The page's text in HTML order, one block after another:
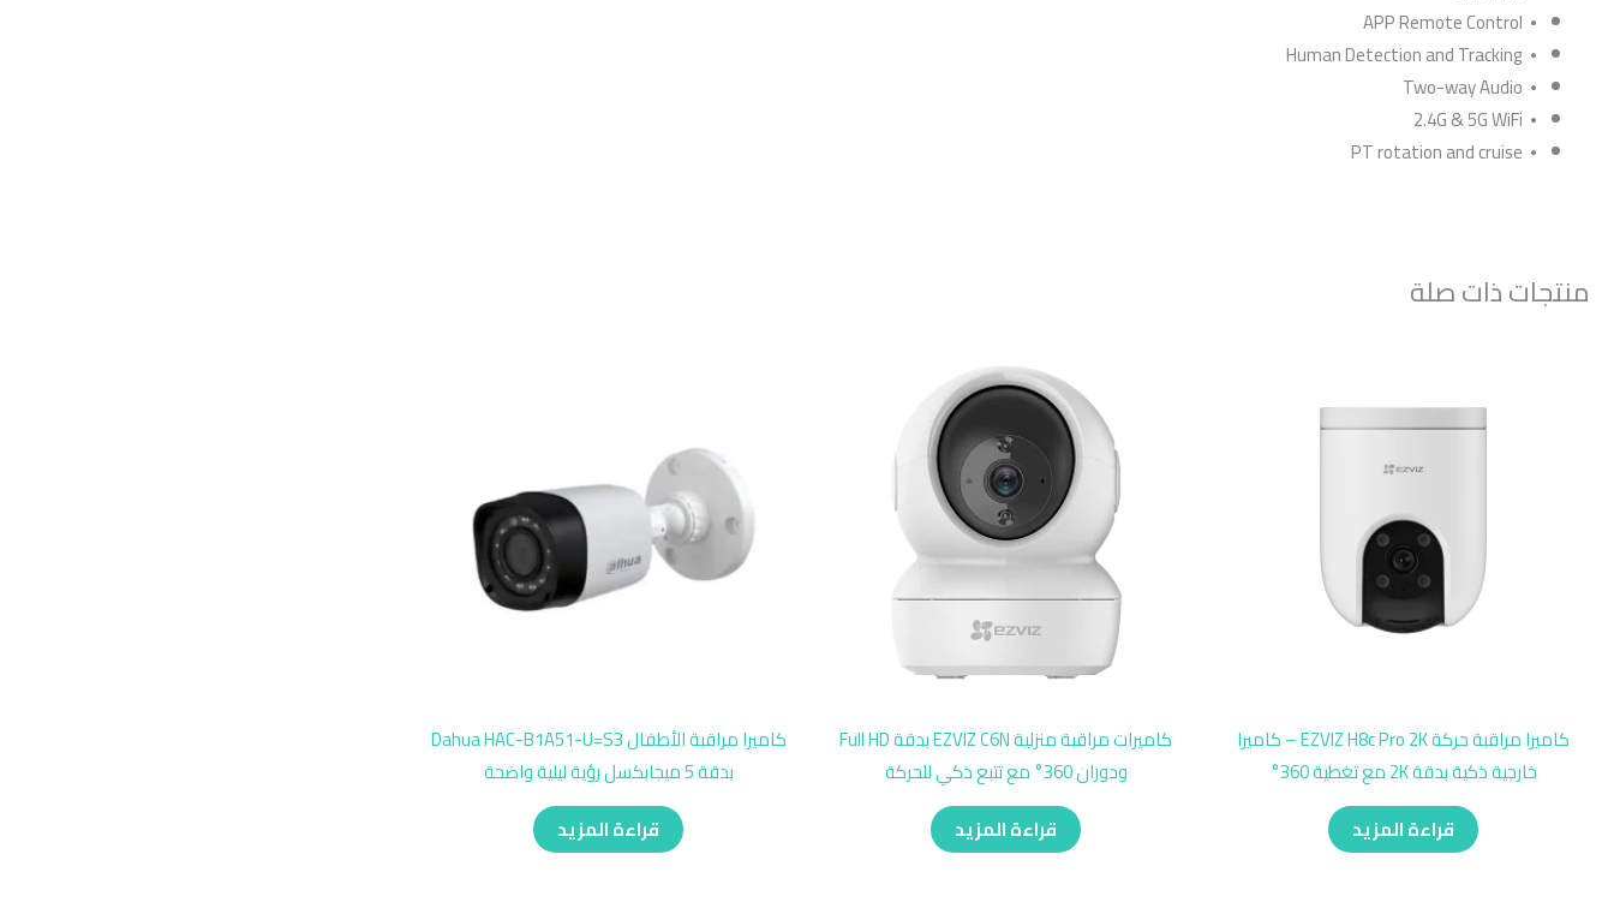
⦁ APP Remote Control
⦁ Human Detection and Tracking
⦁ Two-way Audio
⦁ 2.4G & 5G WiFi
⦁ PT rotation and cruise
منتجات ذات صلة
كاميرا مراقبة حركة EZVIZ H8c Pro 2K – كاميرا
خارجية ذكية بدقة 2K مع تغطية 360°
قراءة المزيد
كاميرات مراقبة منزلية EZVIZ C6N بدقة Full HD
ودوران 360° مع تتبع ذكي للحركة
قراءة المزيد
كاميرا مراقبة الأطفال Dahua HAC-B1A51-U=S3
بدقة 5 ميجابكسل رؤية ليلية واضحة
قراءة المزيد